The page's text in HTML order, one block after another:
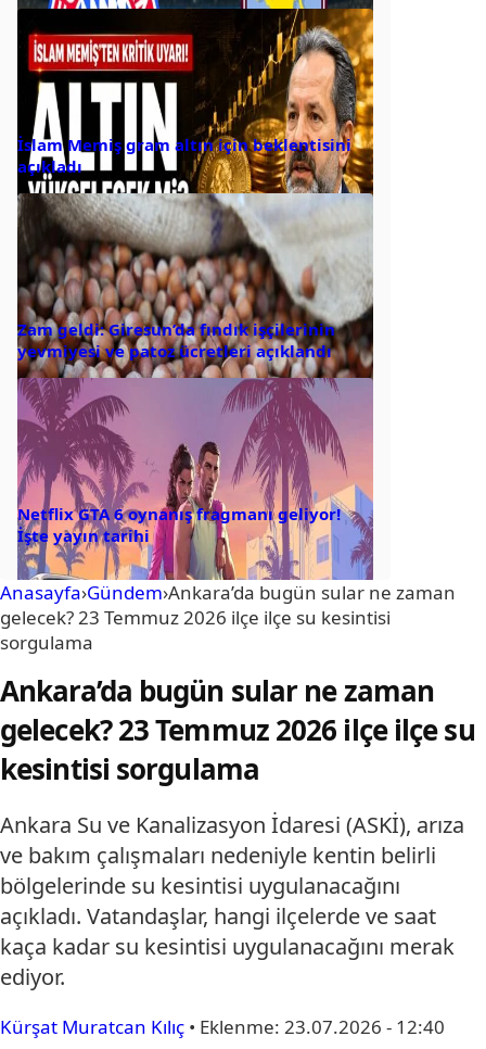
İslam Memiş gram altın için beklentisini
açıkladı
Zam geldi: Giresun’da fındık işçilerinin
yevmiyesi ve patoz ücretleri açıklandı
Netflix GTA 6 oynanış fragmanı geliyor!
İşte yayın tarihi
Anasayfa›Gündem›Ankara’da bugün sular ne zaman
gelecek? 23 Temmuz 2026 ilçe ilçe su kesintisi
sorgulama
Ankara’da bugün sular ne zaman
gelecek? 23 Temmuz 2026 ilçe ilçe su
kesintisi sorgulama
Ankara Su ve Kanalizasyon İdaresi (ASKİ), arıza
ve bakım çalışmaları nedeniyle kentin belirli
bölgelerinde su kesintisi uygulanacağını
açıkladı. Vatandaşlar, hangi ilçelerde ve saat
kaça kadar su kesintisi uygulanacağını merak
ediyor.
Kürşat Muratcan Kılıç • Eklenme: 23.07.2026 - 12:40